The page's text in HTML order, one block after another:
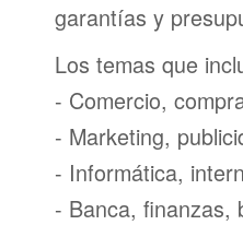
garantías y
Los temas que
- Comercio,
- Marketing,
- Informática,
- Banca, finanzas,